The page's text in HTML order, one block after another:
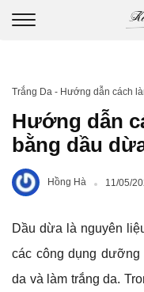
Trắng Da - Hướng dẫn cách
Hướng dẫn
bằng dầu
Hồng Hà 11/05/
Dầu dừa là nguyên
các công dụng
da và làm trắng da.